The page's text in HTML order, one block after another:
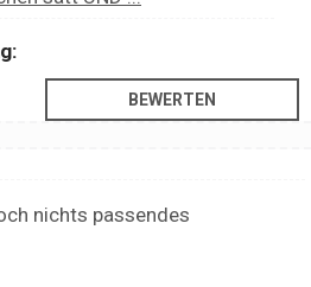
nichts passendes